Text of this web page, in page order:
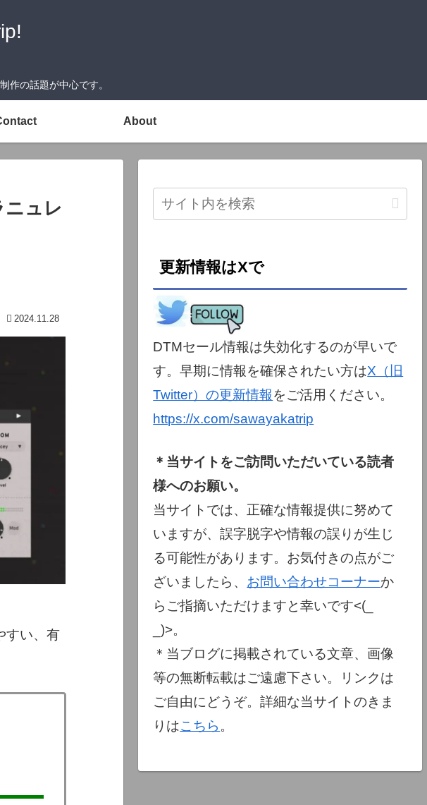
作の話題が中心です。
About
ュレ
2024.11.28
すい、有
更新情報はXで
DTMセール情報は失効化するのが早いで
す。早期に情報を確保されたい方はX（旧
Twitter）の更新情報をご活用ください。
https://x.com/sawayakatrip
＊当サイトをご訪問いただいている読者
様へのお願い。
当サイトでは、正確な情報提供に努めて
いますが、誤字脱字や情報の誤りが生じ
る可能性があります。お気付きの点がご
ざいましたら、 お問い合わせコーナーか
らご指摘いただけますと幸いです<(_
_)>。
＊当ブログに掲載されている文章、画像
等の無断転載はご遠慮下さい。リンクは
ご自由にどうぞ。詳細な当サイトのきま
りはこちら 。